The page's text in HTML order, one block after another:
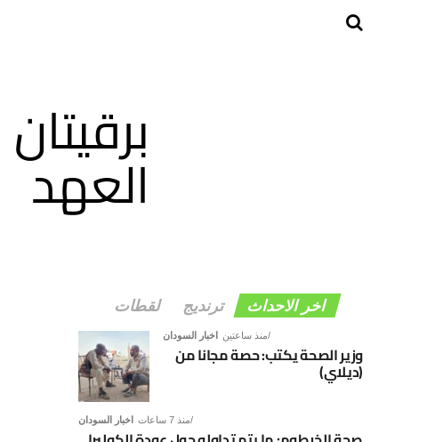
العهد
اخر الاحداث ترنديج لقطات
اخبار السودان منذ ساعتين
وزير الصحة يكتب: حصة مجانا من
(ديلاي)
اخبار السودان منذ 7 ساعات